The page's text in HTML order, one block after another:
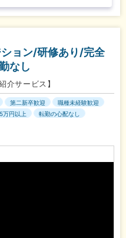
ション/研修あり/完全
なし
介サービス】
第二新卒歓迎
職種未経験歓迎
万円以上
転勤の心配なし